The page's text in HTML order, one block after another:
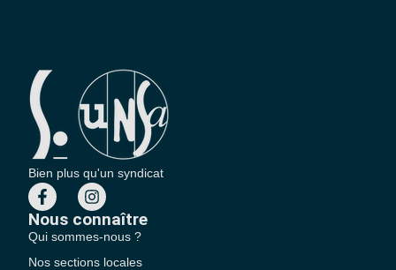
Bien plus qu'un syndicat
Nous connaître
Qui sommes-nous ?
Nos sections locales